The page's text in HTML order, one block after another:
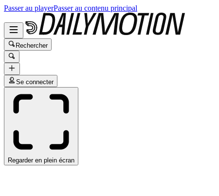
Passer au playerPasser au contenu principal
Rechercher
Se connecter
Regarder en plein écran